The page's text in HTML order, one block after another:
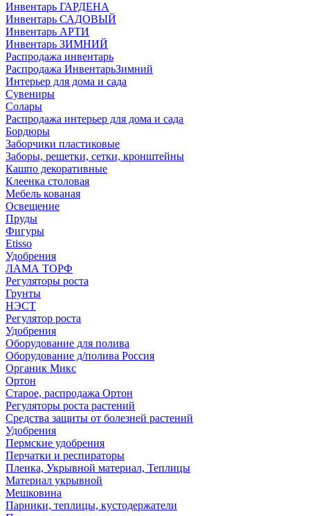
Инвентарь ГАРДЕНА
Инвентарь САДОВЫЙ
Инвентарь АРТИ
Инвентарь ЗИМНИЙ
Распродажа инвентарь
Распродажа ИнвентарьЗимний
Интерьер для дома и сада
Сувениры
Солары
Распродажа интерьер для дома и сада
Бордюры
Заборчики пластиковые
Заборы, решетки, сетки, кронштейны
Кашпо декоративные
Клеенка столовая
Мебель кованая
Освещение
Пруды
Фигуры
Etisso
Удобрения
ЛАМА ТОРФ
Регуляторы роста
Грунты
НЭСТ
Регулятор роста
Удобрения
Оборудование для полива
Оборудование д/полива Россия
Органик Микс
Ортон
Старое, распродажа Ортон
Регуляторы роста растений
Средства защиты от болезней растений
Удобрения
Пермские удобрения
Перчатки и респираторы
Пленка, Укрывной материал, Теплицы
Материал укрывной
Мешковина
Парники, теплицы, кустодержатели